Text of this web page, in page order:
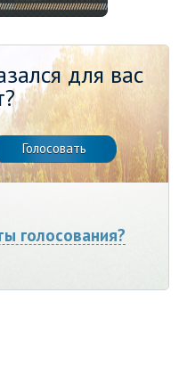
для вас
голосования?